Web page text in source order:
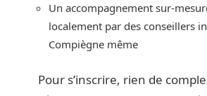
Un accompagnement sur-
localement par des conseillers
Compiègne même
Pour s’inscrire, rien de